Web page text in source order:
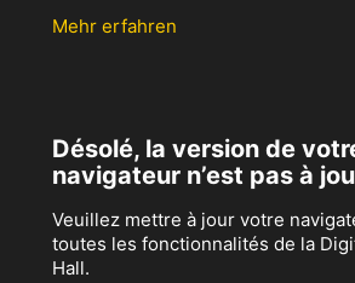
Mehr erfahren
Désolé, la version de
navigateur n’est pas à
Veuillez mettre à jour votre
toutes les fonctionnalités de la
Hall.